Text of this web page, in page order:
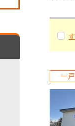
一